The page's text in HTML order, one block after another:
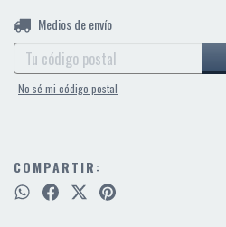
Entregas para el CP:
Medios de envío
No sé mi código postal
COMPARTIR: